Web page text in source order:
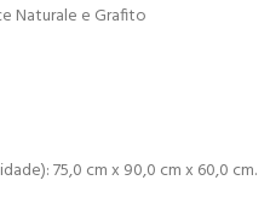
Naturale e Grafito
75,0 cm x 90,0 cm x 60,0 cm.